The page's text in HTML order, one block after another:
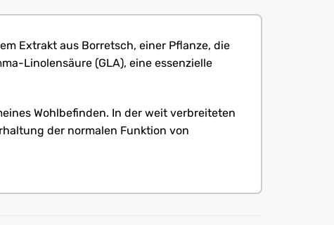
Extrakt aus Borretsch, einer Pflanze, die
Linolensäure (GLA), eine essenzielle
Wohlbefinden. In der weit verbreiteten
der normalen Funktion von